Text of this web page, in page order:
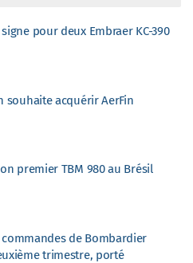
pour deux Embraer KC-390
souhaite acquérir AerFin
premier TBM 980 au Brésil
commandes de Bombardier
trimestre, porté